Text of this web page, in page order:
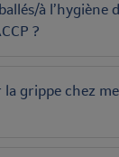
à l’hygiène
?
grippe chez